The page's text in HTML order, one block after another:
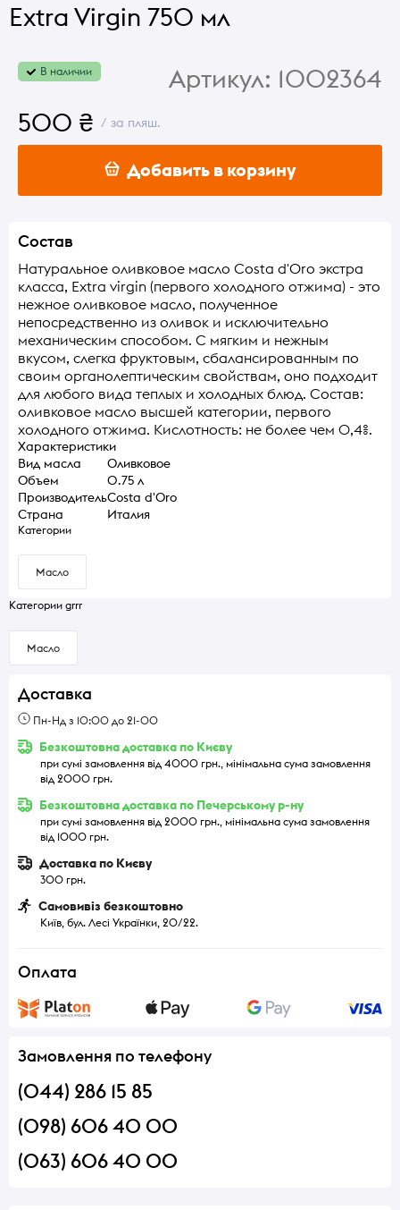
Extra Virgin 750 мл
В наличии Артикул: 1002364
500 ₴ / за пляш.
Добавить в корзину
Состав
Натуральное оливковое масло Costa d'Oro экстра
класса, Extra virgin (первого холодного отжима) - это
нежное оливковое масло, полученное
непосредственно из оливок и исключительно
механическим способом. С мягким и нежным
вкусом, слегка фруктовым, сбалансированным по
своим органолептическим свойствам, оно подходит
для любого вида теплых и холодных блюд. Состав:
оливковое масло высшей категории, первого
холодного отжима. Кислотность: не более чем 0,4%.
Характеристики
Вид масла
Оливковое
Объем
0.75 л
ПроизводительCosta d'Oro
Страна
Италия
Категории
Масло
Категории grrr
Масло
Доставка
Пн-Нд з 10:00 до 21-00
Безкоштовна доставка по Києву
при сумі замовлення від 4000 грн., мінімальна сума замовлення
від 2000 грн.
Безкоштовна доставка по Печерському р-ну
при сумі замовлення від 2000 грн., мінімальна сума замовлення
від 1000 грн.
Доставка по Києву
300 грн.
Самовивіз безкоштовно
Київ, бул. Лесі Українки, 20/22.
Оплата
Замовлення по телефону
(044) 286 15 85
(098) 606 40 00
(063) 606 40 00